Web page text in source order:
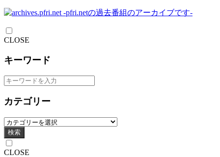
CLOSE
キーワード
カテゴリー
検索
CLOSE